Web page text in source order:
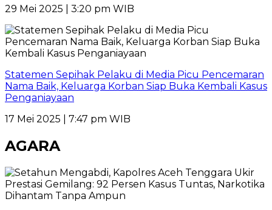
29 Mei 2025 | 3:20 pm WIB
Statemen Sepihak Pelaku di Media Picu Pencemaran
Nama Baik, Keluarga Korban Siap Buka Kembali Kasus
Penganiayaan
17 Mei 2025 | 7:47 pm WIB
AGARA